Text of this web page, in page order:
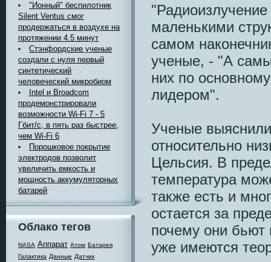
"Ионный" беспилотник
Silent Ventus смог
продержаться в воздухе на
протяжении 4.5 минут
Стэнфордские ученые
создали с нуля первый
синтетический
человеческий микробиом
Intel и Broadcom
продемонстрировали
возможности Wi-Fi 7 - 5
Гбит/с, в пять раз быстрее,
чем Wi-Fi 6
Порошковое покрытие
электродов позволит
увеличить емкость и
мощность аккумуляторных
батарей
Облако тегов
NASA Аппарат Атом Батарея
Галактика Данные Датчик
маленькими
самом
ученые, - "А
них по
лидером".
Ученые
относительно
Цельсия. В
температура
также есть и
остается за
почему они бьют
уже имеются